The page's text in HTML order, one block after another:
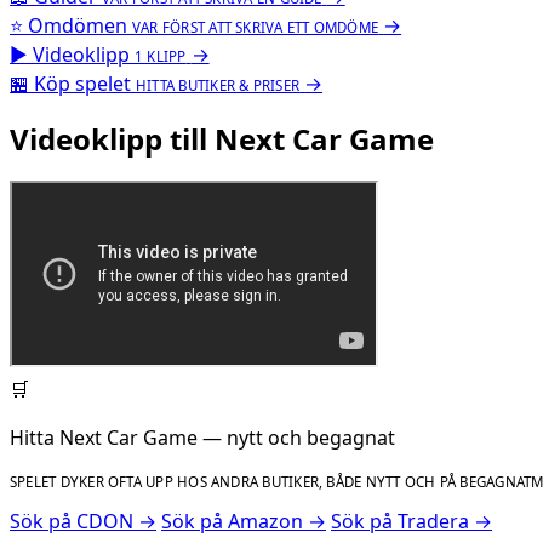
⭐ Omdömen VAR FÖRST ATT SKRIVA ETT OMDÖME →
▶ Videoklipp 1 KLIPP →
🏪 Köp spelet HITTA BUTIKER & PRISER →
Videoklipp till Next Car Game
🛒
Hitta Next Car Game — nytt och begagnat
SPELET DYKER OFTA UPP HOS ANDRA BUTIKER, BÅDE NYTT OCH PÅ
Sök på CDON → Sök på Amazon → Sök på Tradera →